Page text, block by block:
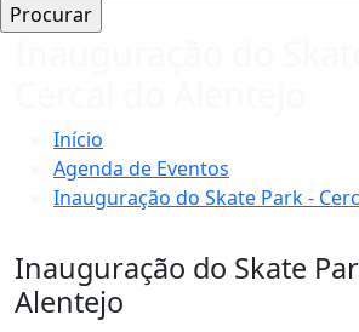
Início
Agenda de Eventos
Inauguração do Skate Park -
Inauguração do Skate
Alentejo